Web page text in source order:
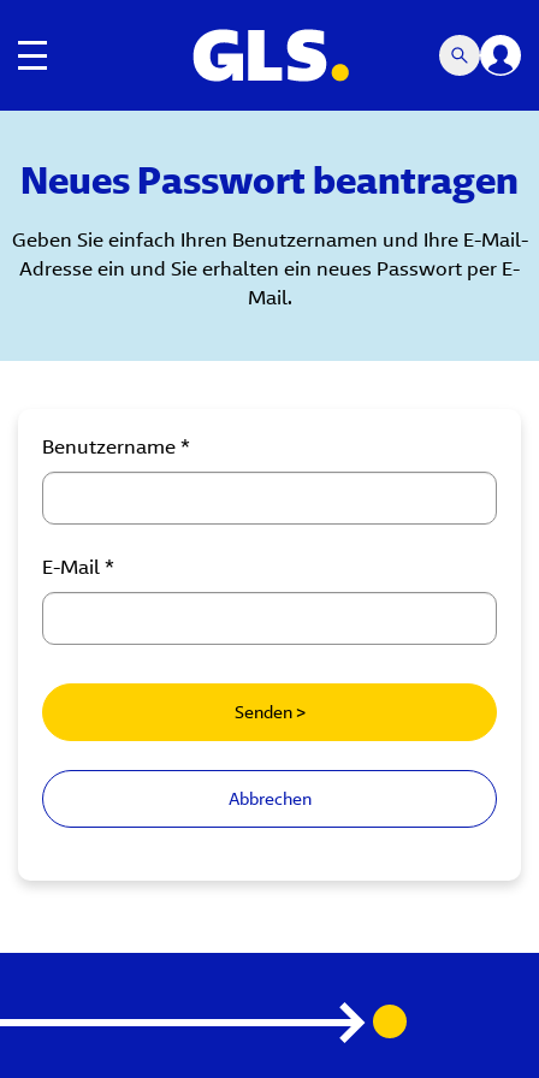
Umschalten der Navigation
Neues Passwort beantragen
Geben Sie einfach Ihren Benutzernamen und Ihre E-Mail-
Adresse ein und Sie erhalten ein neues Passwort per E-
Mail.
Benutzername *
E-Mail *
Senden >
Abbrechen